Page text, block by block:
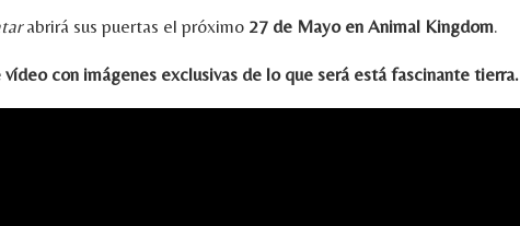
abrirá sus puertas el próximo 27 de Mayo en Animal Kingdom.
con imágenes exclusivas de lo que será está fascinante tierra.